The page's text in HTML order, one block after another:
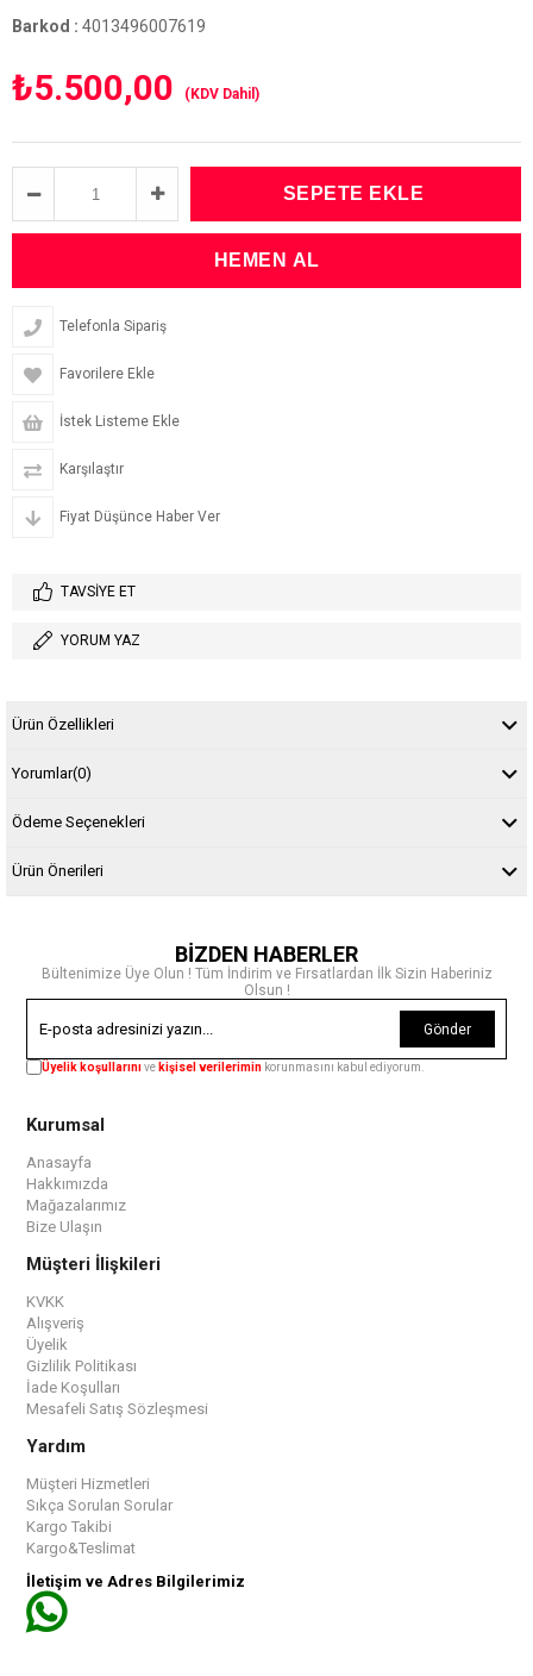
Barkod : 4013496007619
₺5.500,00 (KDV Dahil)
Telefonla Sipariş
Favorilere Ekle
İstek Listeme Ekle
Karşılaştır
Fiyat Düşünce Haber Ver
TAVSIYE ET
YORUM YAZ
Ürün Özellikleri
Yorumlar(0)
Ödeme Seçenekleri
Ürün Önerileri
BİZDEN HABERLER
Bültenimize Üye Olun ! Tüm İndirim ve Fırsatlardan İlk Sizin Haberiniz
Olsun !
Gönder
Üyelik koşullarınıve kişisel verilerimin korunmasını kabul ediyorum.
Kurumsal
Anasayfa
Hakkımızda
Mağazalarımız
Bize Ulaşın
Müşteri İlişkileri
KVKK
Alışveriş
Üyelik
Gizlilik Politikası
İade Koşulları
Mesafeli Satış Sözleşmesi
Yardım
Müşteri Hizmetleri
Sıkça Sorulan Sorular
Kargo Takibi
Kargo&Teslimat
İletişim ve Adres Bilgilerimiz